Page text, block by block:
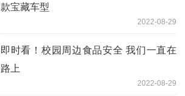
款宝藏车型
2022-08-29
即时看！校园周边食品安全 我们一直在
路上
2022-08-29